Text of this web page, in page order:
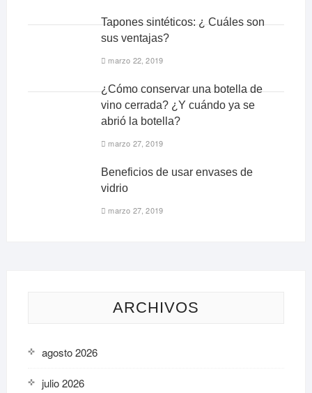
Tapones sintéticos: ¿ Cuáles son
sus ventajas?
marzo 22, 2019
¿Cómo conservar una botella de
vino cerrada? ¿Y cuándo ya se
abrió la botella?
marzo 27, 2019
Beneficios de usar envases de
vidrio
marzo 27, 2019
ARCHIVOS
agosto 2026
julio 2026